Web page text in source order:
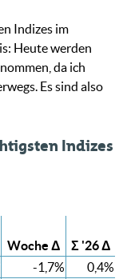
Indizes im
Heute werden
da ich
Es sind also
Indizes
Woche Δ
Σ '26 Δ
-1,7%
0,4%